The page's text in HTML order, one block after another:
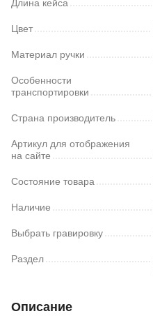
Длина кейса
Цвет
Материал ручки
Особенности
транспортировки
Страна производитель
Артикул для отображения
на сайте
Состояние товара
Наличие
Выбрать гравировку
Раздел
Описание